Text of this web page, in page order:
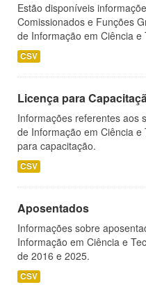
Estão disponíveis
Comissionados e Funções
de Informação em Ciência e
CSV
Licença para
Informações referentes aos
de Informação em Ciência
para capacitação.
CSV
Aposentados
Informações sobre
Informação em Ciência e
de 2016 e 2025.
CSV